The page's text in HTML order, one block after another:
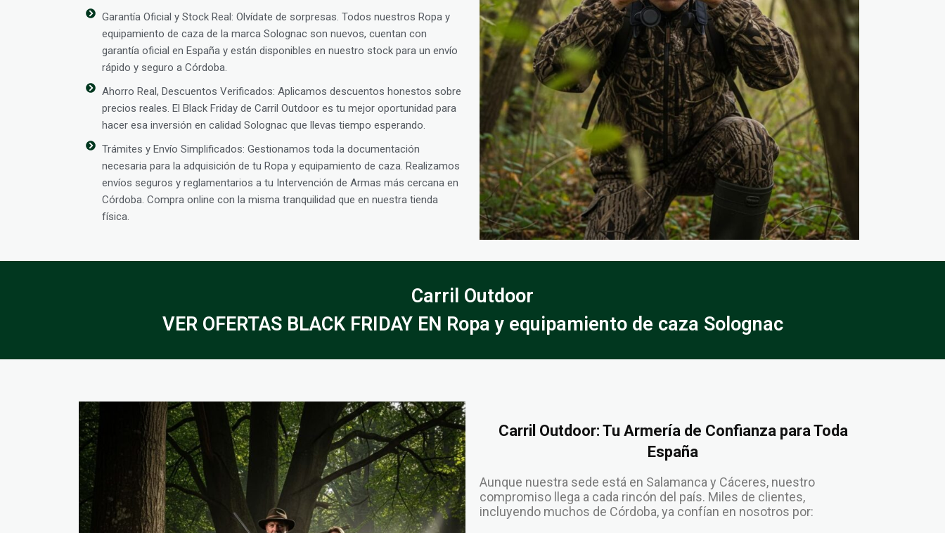
Garantía Oficial y Stock Real: Olvídate de sorpresas. Todos nuestros Ropa y
equipamiento de caza de la marca Solognac son nuevos, cuentan con
garantía oficial en España y están disponibles en nuestro stock para un envío
rápido y seguro a Córdoba.
Ahorro Real, Descuentos Verificados: Aplicamos descuentos honestos sobre
precios reales. El Black Friday de Carril Outdoor es tu mejor oportunidad para
hacer esa inversión en calidad Solognac que llevas tiempo esperando.
Trámites y Envío Simplificados: Gestionamos toda la documentación
necesaria para la adquisición de tu Ropa y equipamiento de caza. Realizamos
envíos seguros y reglamentarios a tu Intervención de Armas más cercana en
Córdoba. Compra online con la misma tranquilidad que en nuestra tienda
física.
Carril Outdoor
VER OFERTAS BLACK FRIDAY EN Ropa y equipamiento de caza Solognac
Carril Outdoor: Tu Armería de Confianza para Toda
España
Aunque nuestra sede está en Salamanca y Cáceres, nuestro
compromiso llega a cada rincón del país. Miles de clientes,
incluyendo muchos de Córdoba, ya confían en nosotros por: